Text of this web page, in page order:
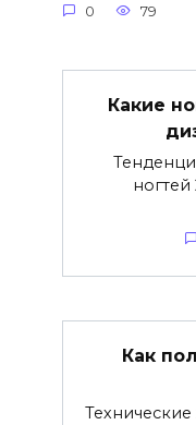
0 79
Какие
ногтей
Как